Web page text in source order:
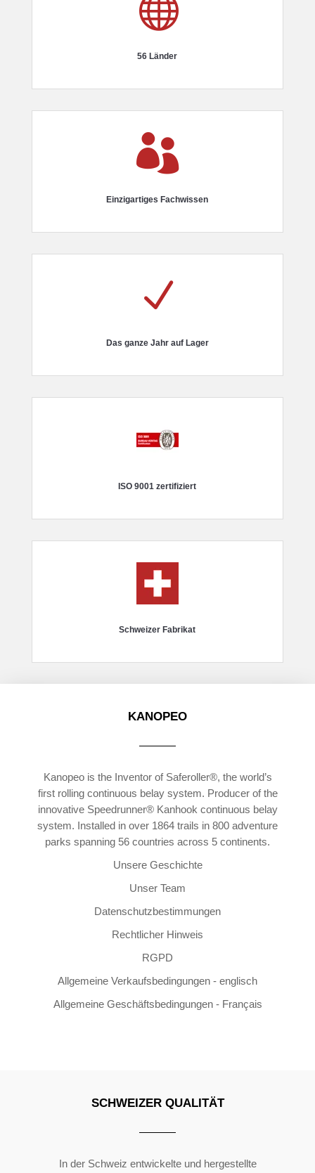

56 Länder

Einzigartiges Fachwissen
N
Das ganze Jahr auf Lager
ISO 9001 zertifiziert
Schweizer Fabrikat
KANOPEO
Kanopeo is the Inventor of Saferoller®, the world’s
first rolling continuous belay system. Producer of the
innovative Speedrunner® Kanhook continuous belay
system. Installed in over 1864 trails in 800 adventure
parks spanning 56 countries across 5 continents.
Unsere Geschichte
Unser Team
Datenschutzbestimmungen
Rechtlicher Hinweis
RGPD
Allgemeine Verkaufsbedingungen - englisch
Allgemeine Geschäftsbedingungen - Français
SCHWEIZER QUALITÄT
In der Schweiz entwickelte und hergestellte